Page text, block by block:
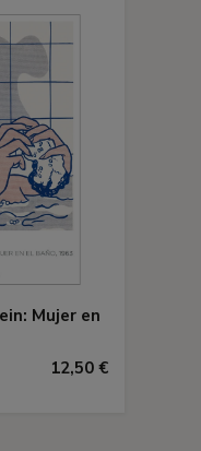
Mujer en
12,50 €